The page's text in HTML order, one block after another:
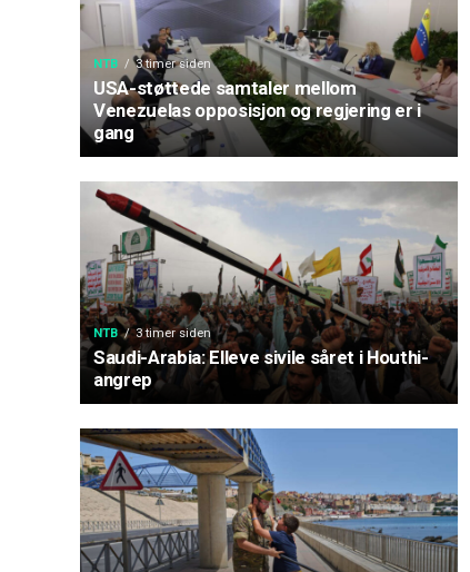
NTB 3 timer siden
USA-støttede samtaler mellom
Venezuelas opposisjon og regjering er i
gang
NTB 3 timer siden
Saudi-Arabia: Elleve sivile såret i Houthi-
angrep